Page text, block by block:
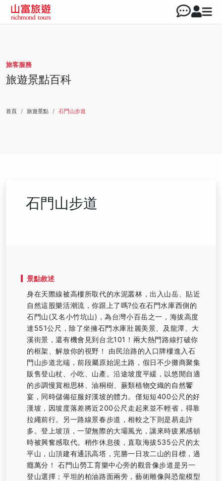
旅客服務
旅遊景點百科
首頁 旅遊景點 石門山步道
石門山步道
景點敘述
身在天際線被高樓所取代的水泥叢林，出入山岳、貼近
自然這股樂活潮流，你跟上了嗎?位在石門水庫西側的
石門山(又名小竹坑山)，為台灣小百岳之一，海拔高度
達551公尺，除了坐擁石門水庫壯麗美景、及龍潭、大
溪街景，還有機會見到台北101！兩大熱門路線打破你
的框架、解放你的視野！ 由民治路的入口牌樓進入石
門山步道北端，前段屬原始泥土路，假日不少攤商聚集
販售登山杖、小吃、山產。沿途坡度平緩，以悠閒自適
的步調慢賞相思林、油桐樹、蕨類植物交織的自然饗
宴，同時儲備征服好漢坡的體力。僅短短400公尺的好
漢坡，因坡度落差將近200公尺走起來並不輕省，得靠
拉繩前行。另一路線景春步道，相較之下則是易走許
多。登上坡頂，一望無際的大壩風光，讓來時疲累感頓
時被興奮感取代。稍作休息後，直取海拔535公尺的太
平山，山頂建有通訊高塔，完勝一日攻二山的目標，過
癮萬分！ 石門山勞工育樂中心旁的觀音像步道是另一
登山選擇；平坦的柏油路面兩旁，藝術雕像與恐龍模型